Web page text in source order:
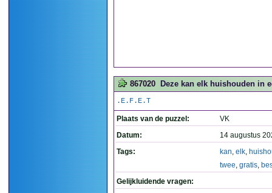
867020 Deze kan elk huishouden in
.E.F.E.T
Plaats van de puzzel:
VK
Datum:
14 augustus
Tags:
kan, elk,
twee, gratis,
Gelijkluidende vragen: